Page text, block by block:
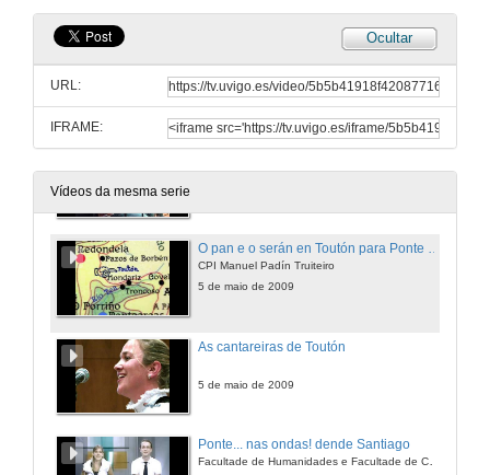
Ocultar
URL:
IFRAME:
Vídeos da mesma serie
5 de maio de 2009
CEIP Humberto Juanes
O pan e o serán en Toutón para Ponte nas ondas
CPI Manuel Padín Truiteiro
5 de maio de 2009
As cantareiras de Toutón
5 de maio de 2009
Ponte... nas ondas! dende Santiago